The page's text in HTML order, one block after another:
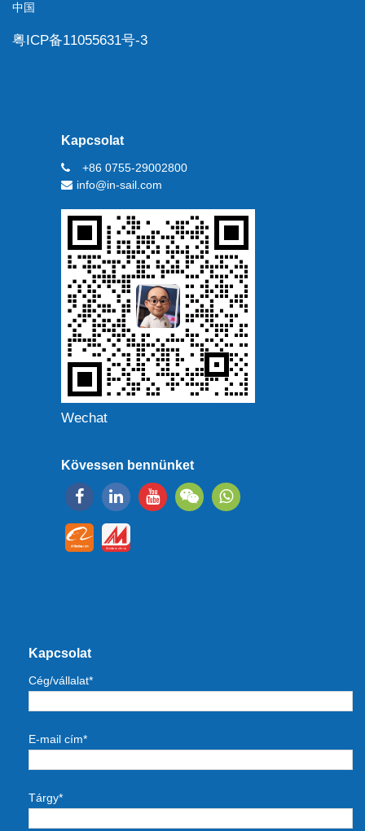
中国
粤ICP备11055631号-3
Kapcsolat
+86 0755-29002800
info@in-sail.com
Wechat
Kövessen bennünket
Kapcsolat
Cég/vállalat*
E-mail cím*
Tárgy*